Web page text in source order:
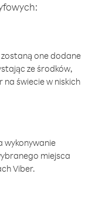
one dodane
ze środków,
na świecie w niskich
wykonywanie
miejsca
Viber.